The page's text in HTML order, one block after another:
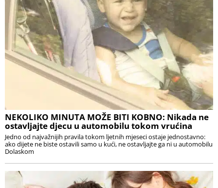
NEKOLIKO MINUTA MOŽE BITI KOBNO: Nikada ne
ostavljajte djecu u automobilu tokom vrućina
Jedno od najvažnijih pravila tokom ljetnih mjeseci ostaje jednostavno:
ako dijete ne biste ostavili samo u kući, ne ostavljajte ga ni u automobilu
Dolaskom